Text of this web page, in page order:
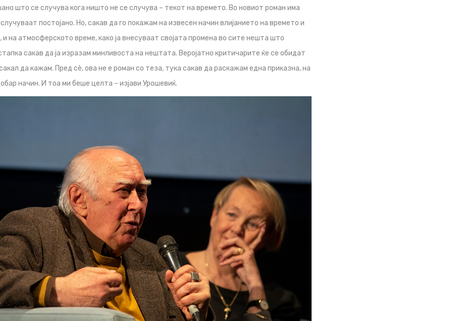
што се случува кога ништо не се случува – текот на времето. Во новиот роман има
постојано. Но, сакав да го покажам на извесен начин влијанието на времето и
на атмосферското време, како ја внесуваат својата промена во сите нешта што
сакав да ја изразам минливоста на нештата. Веројатно критичарите ќе се обидат
да кажам. Пред сè, ова не е роман со теза, тука сакав да раскажам една приказна, на
начин. И тоа ми беше целта – изјави Урошевиќ.